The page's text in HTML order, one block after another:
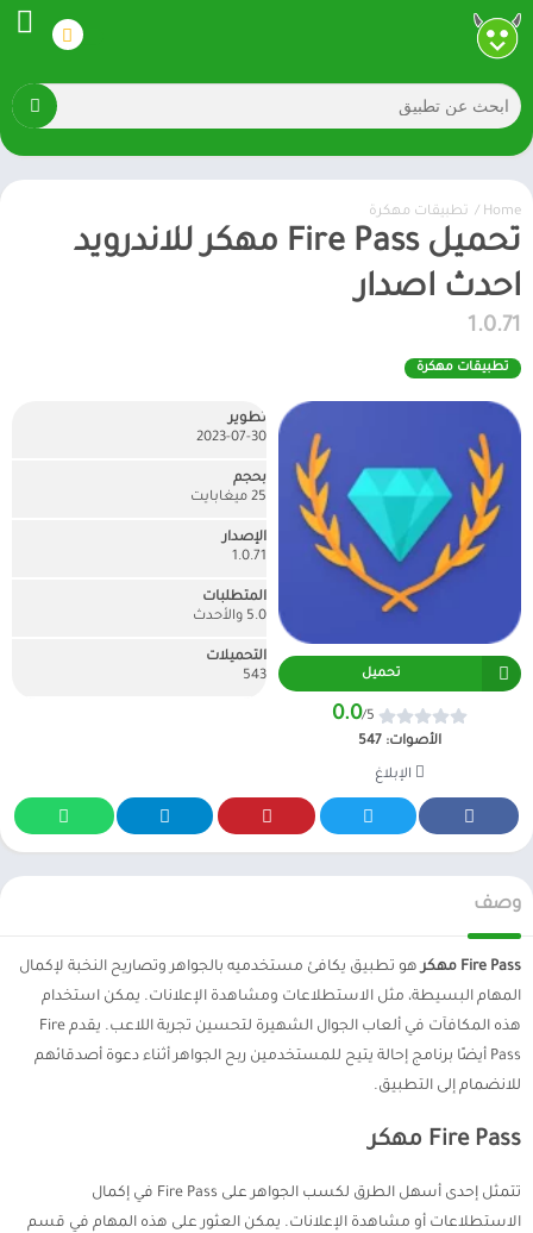
Home
/ تطبيقات مهكرة
تحميل Fire Pass مهكر للاندرويد
احدث اصدار
1.0.71
تطبيقات مهكرة
تحميل
0.0/5
الأصوات: 547
الإبلاغ
تطوير
2023-07-30
بحجم
25 ميغابايت
الإصدار
1.0.71
المتطلبات
5.0 والأحدث
التحميلات
543
وصف
Fire Pass مهكر
هو تطبيق يكافئ مستخدميه بالجواهر وتصاريح النخبة لإكمال
المهام البسيطة، مثل الاستطلاعات ومشاهدة الإعلانات. يمكن استخدام
هذه المكافآت في ألعاب الجوال الشهيرة لتحسين تجربة اللاعب. يقدم Fire
Pass أيضًا برنامج إحالة يتيح للمستخدمين ربح الجواهر أثناء دعوة أصدقائهم
للانضمام إلى التطبيق.
Fire Pass مهكر
تتمثل إحدى أسهل الطرق لكسب الجواهر على Fire Pass في إكمال
الاستطلاعات أو مشاهدة الإعلانات. يمكن العثور على هذه المهام في قسم